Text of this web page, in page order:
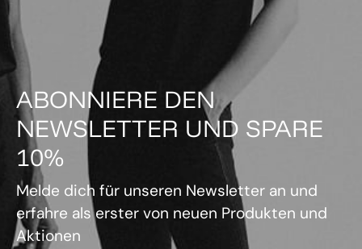
ABONNIERE DEN
NEWSLETTER UND SPARE
10%
Melde dich für unseren Newsletter an und
erfahre als erster von neuen Produkten und
Aktionen